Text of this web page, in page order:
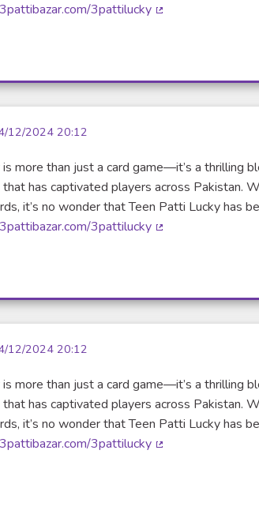
3pattilucky
12/2024 20:12
more than just a card game—it’s a thrilling
has captivated players across Pakistan.
it’s no wonder that Teen Patti Lucky has
3pattilucky
12/2024 20:12
more than just a card game—it’s a thrilling
has captivated players across Pakistan.
it’s no wonder that Teen Patti Lucky has
3pattilucky